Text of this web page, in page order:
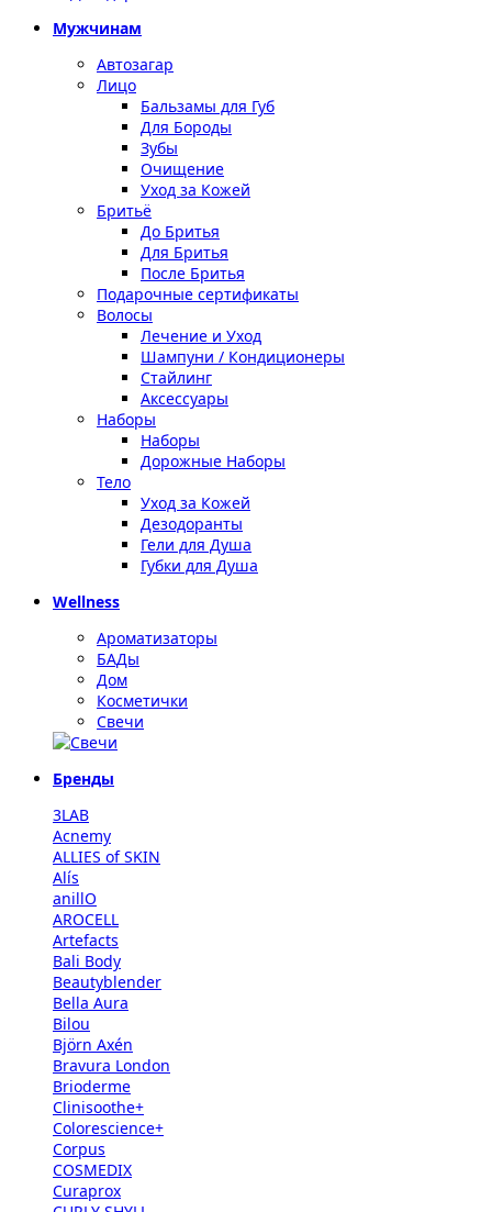
Мужчинам
Автозагар
Лицо
Бальзамы для Губ
Для Бороды
Зубы
Очищение
Уход за Кожей
Бритьё
До Бритья
Для Бритья
После Бритья
Подарочные сертификаты
Волосы
Лечение и Уход
Шампуни / Кондиционеры
Стайлинг
Аксессуары
Наборы
Наборы
Дорожные Наборы
Тело
Уход за Кожей
Дезодоранты
Гели для Душа
Губки для Душа
Wellness
Ароматизаторы
БАДы
Дом
Косметички
Свечи
Бренды
3LAB
Acnemy
ALLIES of SKIN
Alís
anillO
AROCELL
Artefacts
Bali Body
Beautyblender
Bella Aura
Bilou
Björn Axén
Bravura London
Brioderme
Clinisoothe+
Colorescience+
Corpus
COSMEDIX
Curaprox